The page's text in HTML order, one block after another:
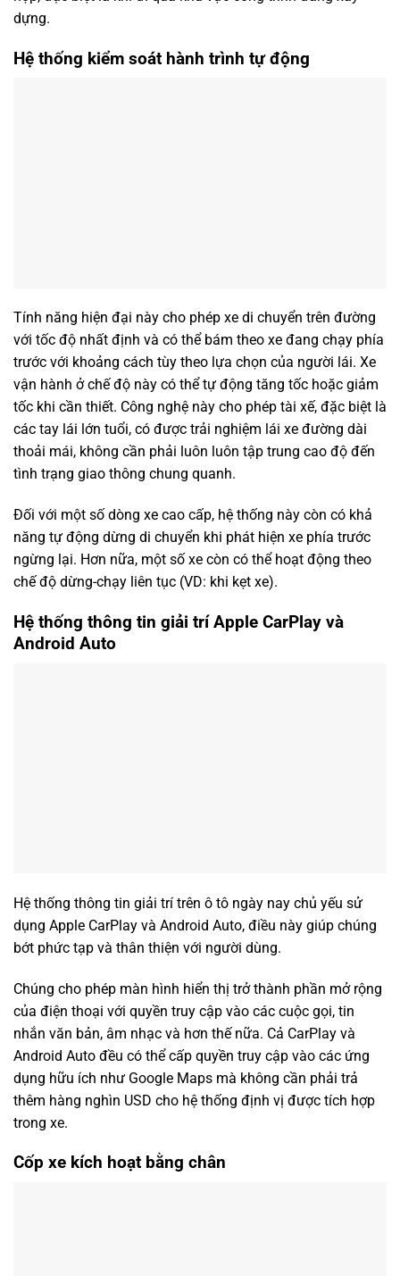
dựng.
Hệ thống kiểm soát hành trình tự động
Tính năng hiện đại này cho phép xe di chuyển trên đường
với tốc độ nhất định và có thể bám theo xe đang chạy phía
trước với khoảng cách tùy theo lựa chọn của người lái. Xe
vận hành ở chế độ này có thể tự động tăng tốc hoặc giảm
tốc khi cần thiết. Công nghệ này cho phép tài xế, đặc biệt là
các tay lái lớn tuổi, có được trải nghiệm lái xe đường dài
thoải mái, không cần phải luôn luôn tập trung cao độ đến
tình trạng giao thông chung quanh.
Đối với một số dòng xe cao cấp, hệ thống này còn có khả
năng tự động dừng di chuyển khi phát hiện xe phía trước
ngừng lại. Hơn nữa, một số xe còn có thể hoạt động theo
chế độ dừng-chạy liên tục (VD: khi kẹt xe).
Hệ thống thông tin giải trí Apple CarPlay và
Android Auto
Hệ thống thông tin giải trí trên ô tô ngày nay chủ yếu sử
dụng Apple CarPlay và Android Auto, điều này giúp chúng
bớt phức tạp và thân thiện với người dùng.
Chúng cho phép màn hình hiển thị trở thành phần mở rộng
của điện thoại với quyền truy cập vào các cuộc gọi, tin
nhắn văn bản, âm nhạc và hơn thế nữa. Cả CarPlay và
Android Auto đều có thể cấp quyền truy cập vào các ứng
dụng hữu ích như Google Maps mà không cần phải trả
thêm hàng nghìn USD cho hệ thống định vị được tích hợp
trong xe.
Cốp xe kích hoạt bằng chân